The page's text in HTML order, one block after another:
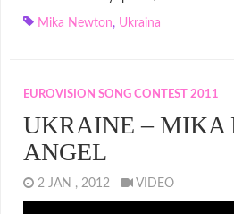
Mika Newton, Ukraina
EUROVISION SONG CONTEST 2011
UKRAINE – MIKA
ANGEL
2 JAN , 2012 VIDEO